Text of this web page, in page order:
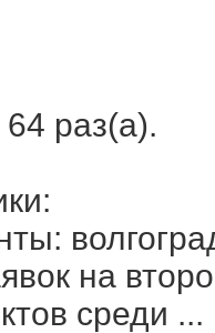
раз(a).
на
среди ...